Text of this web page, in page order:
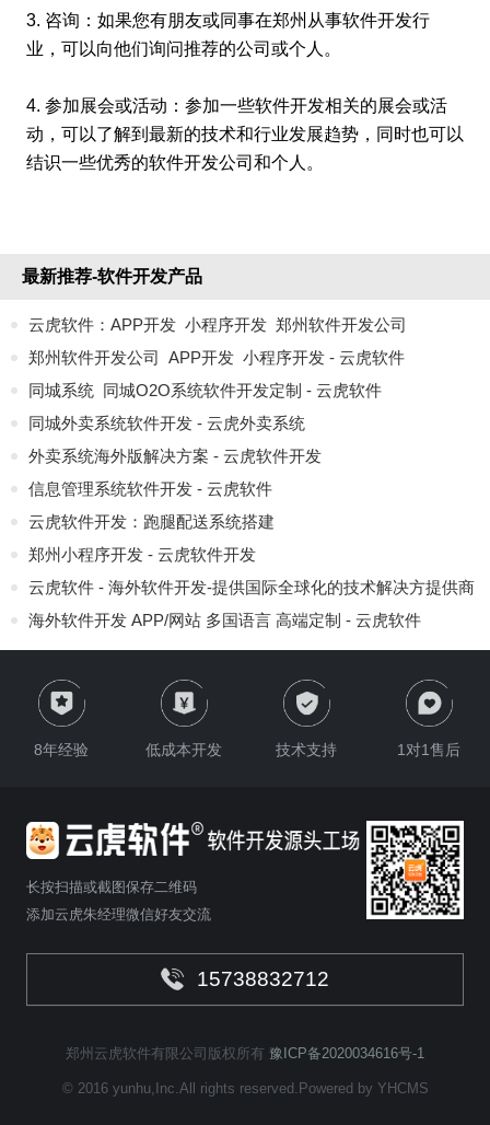
3. 咨询：如果您有朋友或同事在郑州从事软件开发行
业，可以向他们询问推荐的公司或个人。
4. 参加展会或活动：参加一些软件开发相关的展会或活
动，可以了解到最新的技术和行业发展趋势，同时也可以
结识一些优秀的软件开发公司和个人。
最新推荐-软件开发产品
云虎软件：APP开发_小程序开发_郑州软件开发公司
郑州软件开发公司_APP开发_小程序开发 - 云虎软件
同城系统_同城O2O系统软件开发定制 - 云虎软件
同城外卖系统软件开发 - 云虎外卖系统
外卖系统海外版解决方案 - 云虎软件开发
信息管理系统软件开发 - 云虎软件
云虎软件开发：跑腿配送系统搭建
郑州小程序开发 - 云虎软件开发
云虎软件 - 海外软件开发-提供国际全球化的技术解决方提供商
海外软件开发 APP/网站 多国语言 高端定制 - 云虎软件
郑州软件开发公司 - 云虎软件
海外软件开发、海外APP开发、国际化网站开发
同城配送服务系统 - 云虎软件开发
跑腿平台系统开发-云虎软件-专业软件开发公司-多年开发经验
定制开发，软件开发，定制开发，源码交付 - 云虎
郑州APP软件开发公司
行业软件开发-专业为给行业提供软件开发解决方案-云虎软件
郑州APP开发定制_APP软件开发_APP开发公司 - 云虎
郑州云虎APP软件开发公司
8年经验 低成本开发 技术支持 1对1售后
长按扫描或截图保存二维码
添加云虎朱经理微信好友交流
15738832712
郑州云虎软件有限公司版权所有 豫ICP备2020034616号-1
© 2016 yunhu,Inc.All rights reserved.Powered by YHCMS